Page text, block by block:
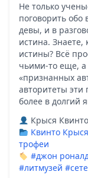
Не только
поговорить обо
девы, и в
истина.
истины? Всё
чьими-то еще,
«признанных
авторитеты эти
более в долгий
Крыся Квинто
Квинто Крыся
трофеи
#джон
#литмузей